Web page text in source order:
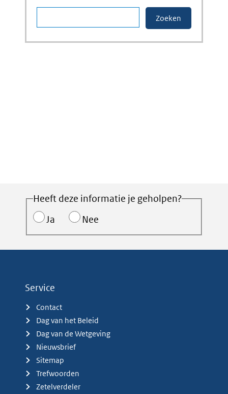
Heeft deze informatie je geholpen?
Ja
Nee
Service
Contact
Dag van het Beleid
Dag van de Wetgeving
Nieuwsbrief
Sitemap
Trefwoorden
Zetelverdeler